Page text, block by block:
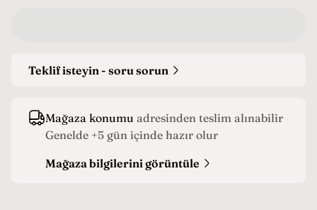
Teklif isteyin - soru sorun
Mağaza konumu adresinden teslim alınabilir
Genelde +5 gün içinde hazır olur
Mağaza bilgilerini görüntüle